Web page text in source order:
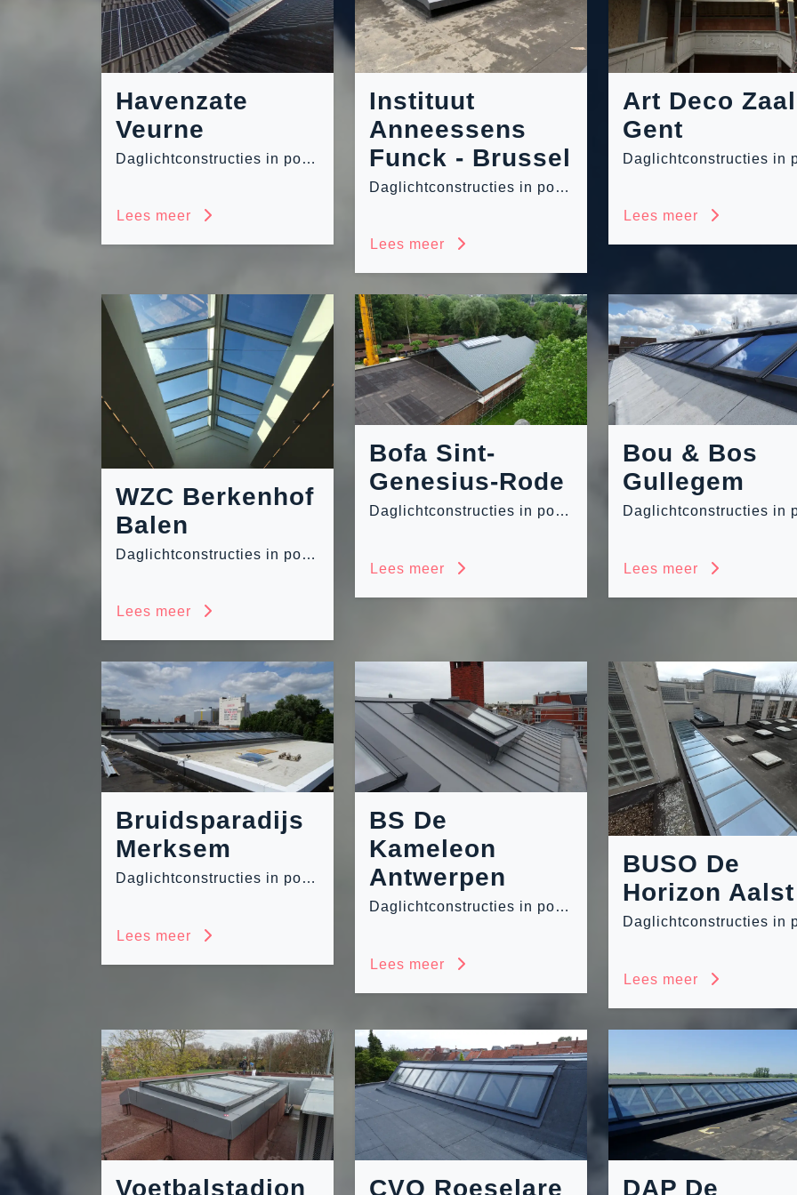
Havenzate
Veurne
Daglichtconstructies in polycarbonaat en glas
Lees meer
Instituut
Anneessens
Funck - Brussel
Daglichtconstructies in polycarbonaat en glas
Lees meer
Art Deco
Gent
Lees meer
WZC Berkenhof
Balen
Daglichtconstructies in polycarbonaat en glas
Lees meer
Bofa Sint-
Genesius-Rode
Daglichtconstructies in polycarbonaat en glas
Lees meer
Bou & Bos
Gullegem
Lees meer
Bruidsparadijs
Merksem
Daglichtconstructies in polycarbonaat en glas
Lees meer
BS De
Kameleon
Antwerpen
Daglichtconstructies in polycarbonaat en glas
Lees meer
BUSO De
Horizon Aalst
Lees meer
Voetbalstadion CVO Roeselare DAP De